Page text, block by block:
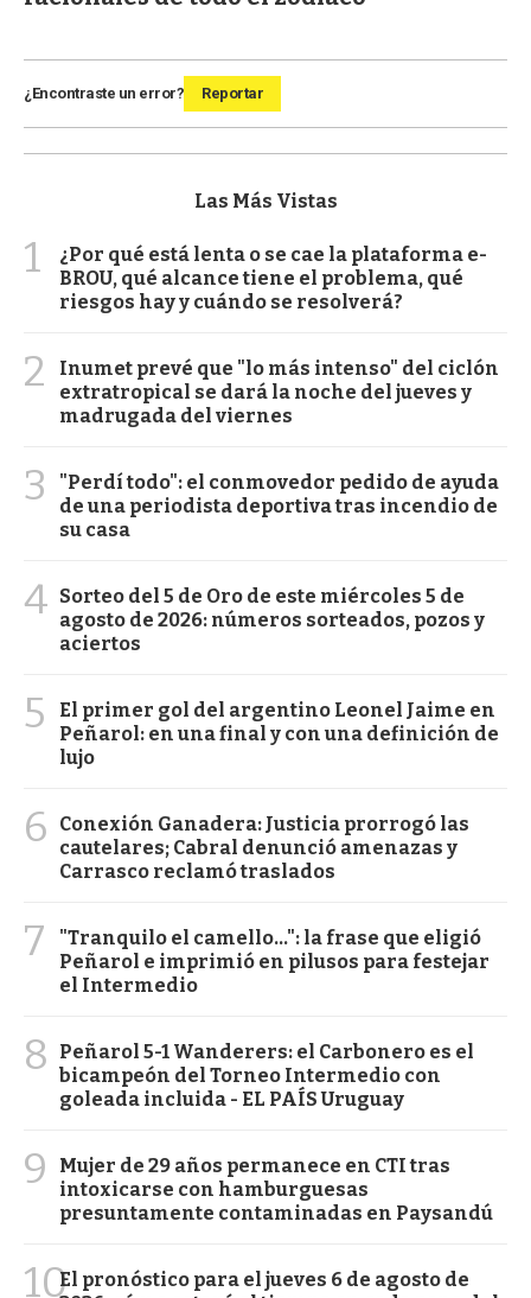
¿Encontraste un error? Reportar
Las Más Vistas
1
¿Por qué está lenta o se cae la plataforma e-
BROU, qué alcance tiene el problema, qué
riesgos hay y cuándo se resolverá?
2
Inumet prevé que "lo más intenso" del ciclón
extratropical se dará la noche del jueves y
madrugada del viernes
3
"Perdí todo": el conmovedor pedido de ayuda
de una periodista deportiva tras incendio de
su casa
4 Sorteo del 5 de Oro de este miércoles 5 de
agosto de 2026: números sorteados, pozos y
aciertos
5
El primer gol del argentino Leonel Jaime en
Peñarol: en una final y con una definición de
lujo
6
Conexión Ganadera: Justicia prorrogó las
cautelares; Cabral denunció amenazas y
Carrasco reclamó traslados
7
"Tranquilo el camello...": la frase que eligió
Peñarol e imprimió en pilusos para festejar
el Intermedio
8
Peñarol 5-1 Wanderers: el Carbonero es el
bicampeón del Torneo Intermedio con
goleada incluida - EL PAÍS Uruguay
9
Mujer de 29 años permanece en CTI tras
intoxicarse con hamburguesas
presuntamente contaminadas en Paysandú
10El pronóstico para el jueves 6 de agosto de